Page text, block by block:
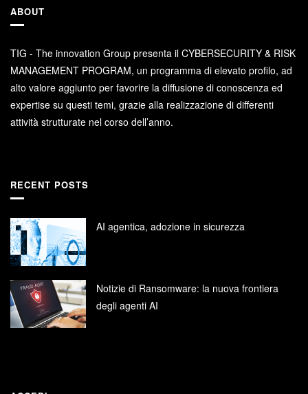
ABOUT
TIG - The innovation Group presenta il CYBERSECURITY & RISK
MANAGEMENT PROGRAM, un programma di elevato profilo, ad
alto valore aggiunto per favorire la diffusione di conoscenza ed
expertise su questi temi, grazie alla realizzazione di differenti
attività strutturate nel corso dell’anno.
RECENT POSTS
AI agentica, adozione in sicurezza
Notizie di Ransomware: la nuova frontiera
degli agenti AI